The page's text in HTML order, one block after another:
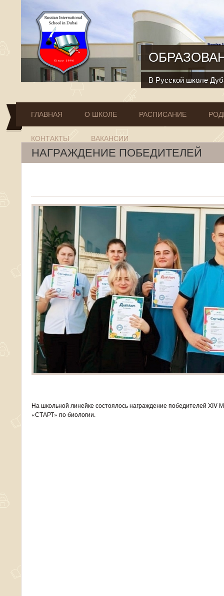
В Русской школе
ГЛАВНАЯ О ШКОЛЕ РАСПИСАНИЕ
КОНТАКТЫ ВАКАНСИИ
НАГРАЖДЕНИЕ ПОБЕДИТЕЛЕЙ
На школьной линейке состоялось награждение победителей XIV
«СТАРТ» по биологии.